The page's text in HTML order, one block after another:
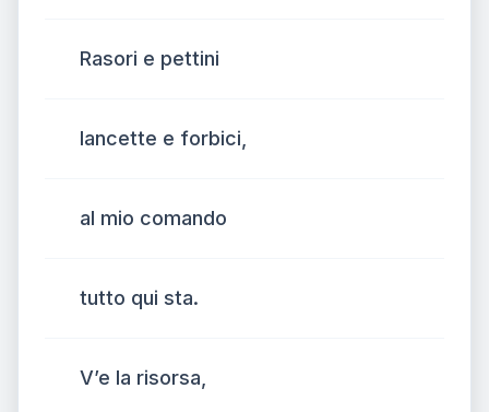
Rasori e pettini
lancette e forbici,
al mio comando
tutto qui sta.
V’e la risorsa,